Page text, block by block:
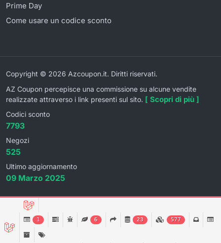
Prime Day
Come usare un codice sconto
Copyright © 2026 Azcoupon.it. Diritti riservati.
AZ Coupon percepisce una commissione su alcune vendite
realizzate attraverso i link presenti sul sito. [ Scopri di più ]
Codici sconto
7793
Negozi
525
Ultimo aggiornamento
09 Marzo 2025
1 6 23 577